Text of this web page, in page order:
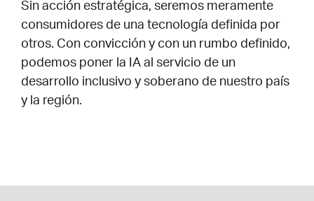
Sin acción estratégica, seremos meramente
consumidores de una tecnología definida por
otros. Con convicción y con un rumbo definido,
podemos poner la IA al servicio de un
desarrollo inclusivo y soberano de nuestro país
y la región.